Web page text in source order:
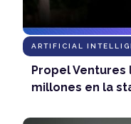
ARTIFICIAL
Propel Ventures
millones en la